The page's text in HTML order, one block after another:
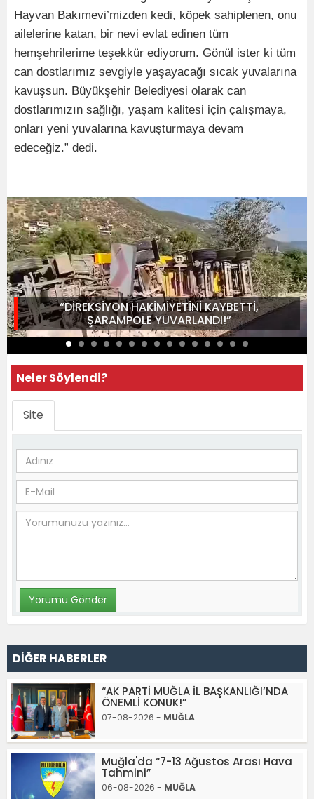
Hayvan Bakımevi’mizden kedi, köpek sahiplenen, onu
ailelerine katan, bir nevi evlat edinen tüm
hemşehrilerime teşekkür ediyorum. Gönül ister ki tüm
can dostlarımız sevgiyle yaşayacağı sıcak yuvalarına
kavuşsun. Büyükşehir Belediyesi olarak can
dostlarımızın sağlığı, yaşam kalitesi için çalışmaya,
onları yeni yuvalarına kavuşturmaya devam
edeceğiz.” dedi.
“DİREKSİYON HAKİMİYETİNİ KAYBETTİ,
ŞARAMPOLE YUVARLANDI!”
Neler Söylendi?
Site
DİĞER HABERLER
“AK PARTİ MUĞLA İL BAŞKANLIĞI’NDA
ÖNEMLİ KONUK!”
07-08-2026 - MUĞLA
Muğla'da “7-13 Ağustos Arası Hava
Tahmini”
06-08-2026 - MUĞLA